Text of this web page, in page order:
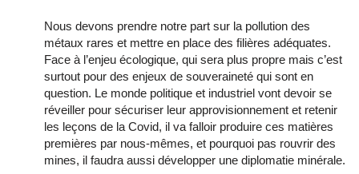
Nous devons prendre notre part sur la pollution des
métaux rares et mettre en place des filières adéquates.
Face à l’enjeu écologique, qui sera plus propre mais c’est
surtout pour des enjeux de souveraineté qui sont en
question. Le monde politique et industriel vont devoir se
réveiller pour sécuriser leur approvisionnement et retenir
les leçons de la Covid, il va falloir produire ces matières
premières par nous-mêmes, et pourquoi pas rouvrir des
mines, il faudra aussi développer une diplomatie minérale.